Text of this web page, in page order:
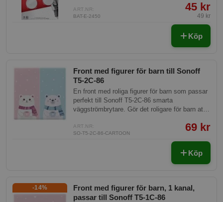
ART.NR:
BAT-E-2450
45 kr
49 kr
Köp
Front med figurer för barn till Sonoff
T5-2C-86
En front med roliga figurer för barn som passar
perfekt till Sonoff T5-2C-86 smarta
väggströmbrytare. Gör det roligare för barn att
enheter.
ART.NR:
SO-T5-2C-86-CARTOON
69 kr
Köp
Front med figurer för barn, 1 kanal,
passar till Sonoff T5-1C-86
-14%